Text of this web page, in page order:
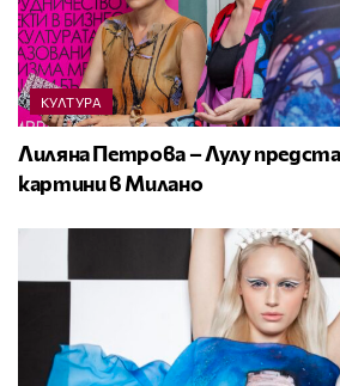
КУЛТУРА
Лиляна Петрова – Лулу
картини в Милано